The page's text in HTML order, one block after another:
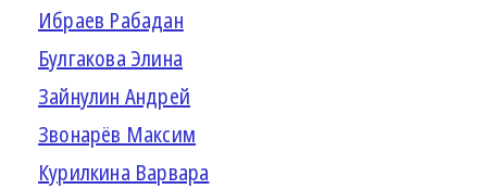
Ибраев Рабадан
Булгакова Элина
Зайнулин Андрей
Звонарёв Максим
Курилкина Варвара